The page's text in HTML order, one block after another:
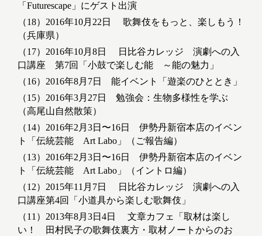
「Futurescape」にゲスト出演
（18）2016年10月22日 歌舞伎をもっと、楽しもう！
（兵庫県）
（17）2016年10月8日 日比谷カレッジ 演劇への入
口講座 第7回「小鼓で楽しむ能 ～能の魅力」
（16）2016年8月7日 能イベント「遊楽のひととき」
（15）2016年3月27日 勉強会：生物多様性を学ぶ
（高尾山自然散策）
（14）2016年2月3日〜16日 伊勢丹新宿本店のイベン
ト「伝統芸能 Art Labo」（ご報告編）
（13）2016年2月3日〜16日 伊勢丹新宿本店のイベン
ト「伝統芸能 Art Labo」（イントロ編）
（12）2015年11月7日 日比谷カレッジ 演劇への入
口講座第4回「小道具から楽しむ歌舞伎」
（11）2013年8月3日4日 文章カフェ「取材は楽し
い！ 田村民子の歌舞伎裏方・取材ノートからのお